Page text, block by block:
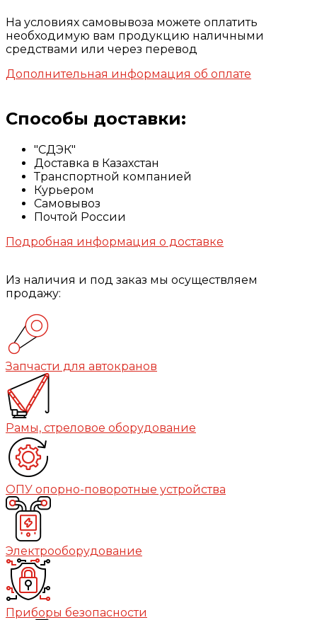
На условиях самовывоза можете оплатить
необходимую вам продукцию наличными
средствами или через перевод
Дополнительная информация об оплате
Способы доставки:
"СДЭК"
Доставка в Казахстан
Транспортной компанией
Курьером
Самовывоз
Почтой России
Подробная информация о доставке
Из наличия и под заказ мы осуществляем
продажу:
Запчасти для автокранов
Рамы, стреловое оборудование
ОПУ опорно-поворотные устройства
Электрооборудование
Приборы безопасности